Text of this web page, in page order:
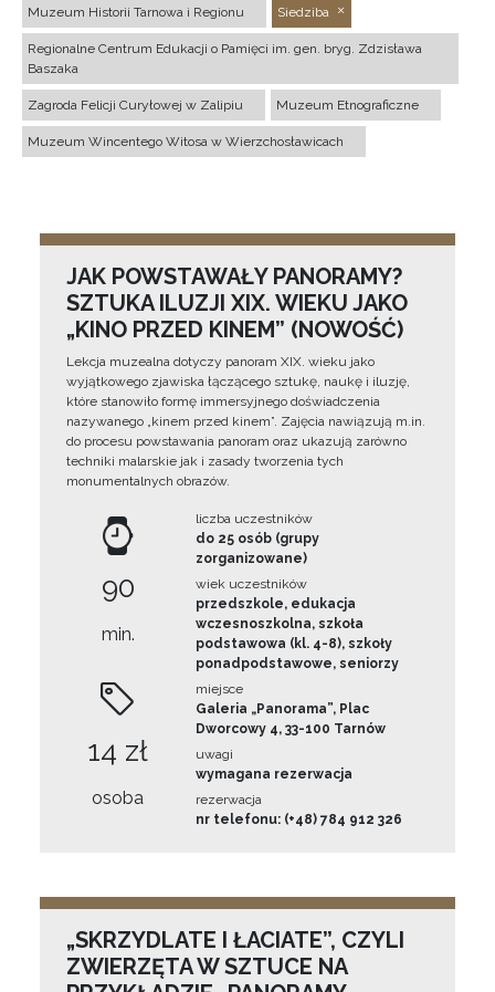
Muzeum Historii Tarnowa i Regionu Siedziba
Regionalne Centrum Edukacji o Pamięci im. gen. bryg. Zdzisława
Baszaka
Zagroda Felicji Curyłowej w Zalipiu Muzeum Etnograficzne
Muzeum Wincentego Witosa w Wierzchosławicach
JAK POWSTAWAŁY PANORAMY?
SZTUKA ILUZJI XIX. WIEKU JAKO
„KINO PRZED KINEM” (NOWOŚĆ)
Lekcja muzealna dotyczy panoram XIX. wieku jako
wyjątkowego zjawiska łączącego sztukę, naukę i iluzję,
które stanowiło formę immersyjnego doświadczenia
nazywanego „kinem przed kinem”. Zajęcia nawiązują m.in.
do procesu powstawania panoram oraz ukazują zarówno
techniki malarskie jak i zasady tworzenia tych
monumentalnych obrazów.
90
min.
14 zł
osoba
liczba uczestników
do 25 osób (grupy
zorganizowane)
wiek uczestników
przedszkole, edukacja
wczesnoszkolna, szkoła
podstawowa (kl. 4-8), szkoły
ponadpodstawowe, seniorzy
miejsce
Galeria „Panorama”, Plac
Dworcowy 4, 33-100 Tarnów
uwagi
wymagana rezerwacja
rezerwacja
nr telefonu: (+48) 784 912 326
„SKRZYDLATE I ŁACIATE”, CZYLI
ZWIERZĘTA W SZTUCE NA